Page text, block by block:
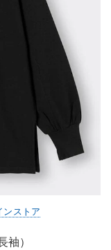
ンストア
）